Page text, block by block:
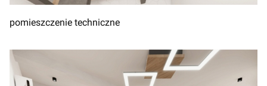
pomieszczenie techniczne